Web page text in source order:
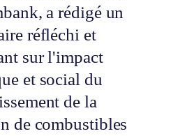
a rédigé un
réfléchi et
sur l'impact
et social du
de la
de combustibles